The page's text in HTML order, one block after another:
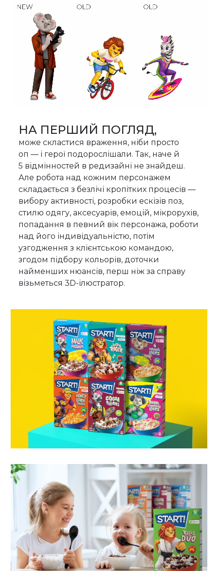
НА ПЕРШИЙ ПОГЛЯД,
може скластися враження, ніби просто
оп — і герої подорослішали. Так, наче й
5 відмінностей в редизайні не знайдеш.
Але робота над кожним персонажем
складається з безлічі кропітких процесів —
вибору активності, розробки ескізів поз,
стилю одягу, аксесуарів, емоцій, мікрорухів,
попадання в певний вік персонажа, роботи
над його індивідуальністю, потім
узгодження з клієнтською командою,
згодом підбору кольорів, доточки
найменших нюансів, перш ніж за справу
візьметься 3D-ілюстратор.